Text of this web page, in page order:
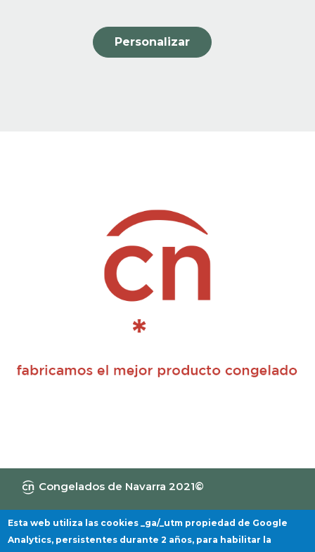
Personalizar
Congelados de Navarra 2021©
Canal de Información Política de privacidad Aviso Legal Política de cookies
Esta web utiliza las cookies _ga/_utm propiedad de Google
Analytics, persistentes durante 2 años, para habilitar la